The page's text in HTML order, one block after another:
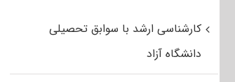
کارشناسی ارشد با سوابق تحصیلی
دانشگاه آزاد